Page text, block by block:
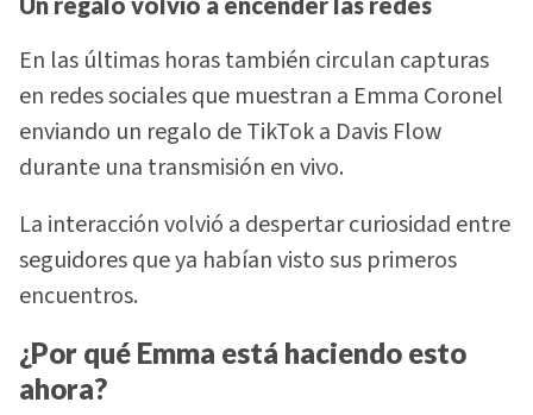
En las últimas horas también circulan capturas
en redes sociales que muestran a Emma Coronel
enviando un regalo de TikTok a Davis Flow
durante una transmisión en vivo.
La interacción volvió a despertar curiosidad entre
seguidores que ya habían visto sus primeros
encuentros.
¿Por qué Emma está haciendo esto
ahora?